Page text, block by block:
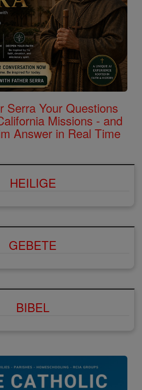
Serra Your Questions
Missions - and
Answer in Real Time
HEILIGE
GEBETE
BIBEL